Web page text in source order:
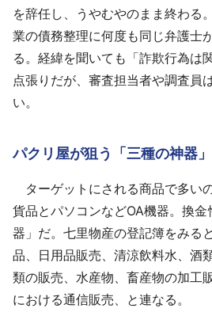
を辞任し、うやむやのまま終わる
業の債務整理に何度も同じ弁護士
る。経緯を聞いても「詐欺行為は
点張りだが、審査担当者や調査員
い。
パクリ屋が狙う「三種の神器」
ターゲットにされる商品で多い
貨品とパソコンなどOA機器。換
器」だ。七里物産の登記簿をみる
品、日用品販売、清涼飲料水、酒
類の販売、水産物、畜産物の加工
における通信販売、と連なる。